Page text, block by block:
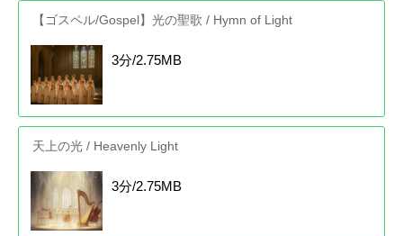
【ゴスペル/Gospel】光の聖歌 / Hymn of Light
3分/2.75MB
天上の光 / Heavenly Light
3分/2.75MB